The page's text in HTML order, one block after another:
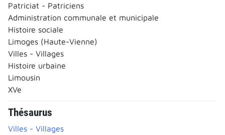
Patriciat - Patriciens
Administration communale et municipale
Histoire sociale
Limoges (Haute-Vienne)
Villes - Villages
Histoire urbaine
Limousin
XVe
Thésaurus
Villes - Villages